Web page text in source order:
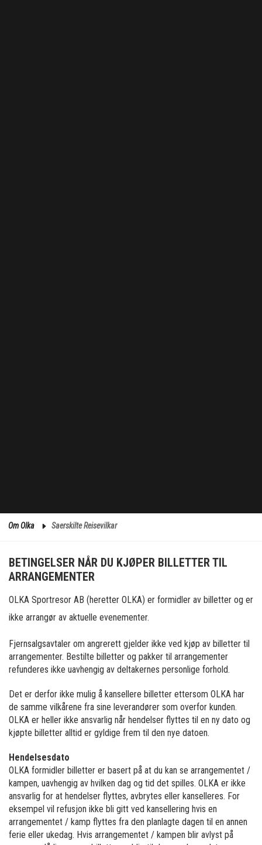
Om Olka Saerskilte Reisevilkar
BETINGELSER NÅR DU KJØPER BILLETTER TIL
ARRANGEMENTER
OLKA Sportresor AB (heretter OLKA) er formidler av billetter og er
ikke arrangør av aktuelle evenementer.
Fjernsalgsavtaler om angrerett gjelder ikke ved kjøp av billetter til
arrangementer. Bestilte billetter og pakker til arrangementer
refunderes ikke uavhengig av deltakernes personlige forhold.
Det er derfor ikke mulig å kansellere billetter ettersom OLKA har
de samme vilkårene fra sine leverandører som overfor kunden.
OLKA er heller ikke ansvarlig når hendelser flyttes til en ny dato og
kjøpte billetter alltid er gyldige frem til den nye datoen.
Hendelsesdato
OLKA formidler billetter er basert på at du kan se arrangementet /
kampen, uavhengig av hvilken dag og tid det spilles. OLKA er ikke
ansvarlig for at hendelser flyttes, avbrytes eller kanselleres. For
eksempel vil refusjon ikke bli gitt ved kansellering hvis en
arrangementet / kamp flyttes fra den planlagte dagen til en annen
ferie eller ukedag. Hvis arrangementet / kampen blir avlyst på